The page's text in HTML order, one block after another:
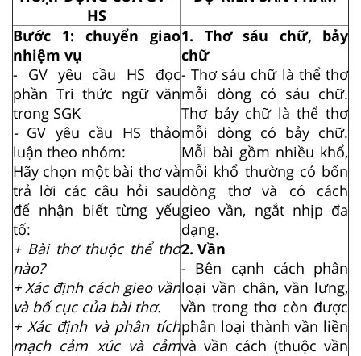
HS
Bước 1: chuyển giao
nhiệm vụ
- GV yêu cầu HS đọc
phần Tri thức ngữ văn
trong SGK
- GV yêu cầu HS thảo
luận theo nhóm:
Hãy chọn một bài thơ và
trả lời các câu hỏi sau
để nhận biết từng yếu
tố:
+ Bài thơ thuộc thể thơ
nào?
+ Xác định cách gieo vần
và bố cục của bài thơ.
+ Xác định và phân tích
mạch cảm xúc và cảm
1. Thơ sáu chữ, bảy
chữ
- Thơ sáu chữ là thể thơ
mỗi dòng có sáu chữ.
Thơ bảy chữ là thể thơ
mỗi dòng có bảy chữ.
Mỗi bài gồm nhiều khổ,
mỗi khổ thường có bốn
dòng thơ và có cách
gieo vần, ngắt nhịp đa
dạng.
2. Vần
- Bên cạnh cách phân
loại vần chân, vần lưng,
vần trong thơ còn được
phân loại thành vần liền
và vần cách (thuộc vần